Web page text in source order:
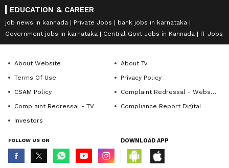
EDUCATION & CAREER
job news in kannada Private Jobs
bank jobs in karnataka
Government jobs in karnataka
Central Govt Jobs in Kannada IT Jobs
About Website
About Tv
Terms Of Use
Privacy Policy
CSAM Policy
Complaint Redressal - Website
Complaint Redressal - TV
Compliance Report Digital
Investors
FOLLOW US ON DOWNLOAD APP